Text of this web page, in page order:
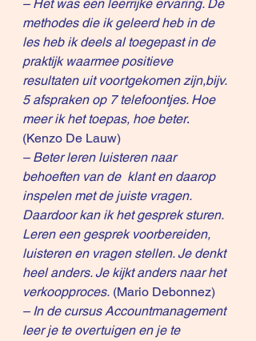
– Het was een leerrijke ervaring. De
methodes die ik geleerd heb in de
les heb ik deels al toegepast in de
praktijk waarmee positieve
resultaten uit voortgekomen zijn,bijv.
5 afspraken op 7 telefoontjes. Hoe
meer ik het toepas, hoe beter.
(Kenzo De Lauw)
– Beter leren luisteren naar
behoeften van de  klant en daarop
inspelen met de juiste vragen.
Daardoor kan ik het gesprek sturen.
Leren een gesprek voorbereiden,
luisteren en vragen stellen. Je denkt
heel anders. Je kijkt anders naar het
verkoopproces. (Mario Debonnez)
– In de cursus Accountmanagement
leer je te overtuigen en je te